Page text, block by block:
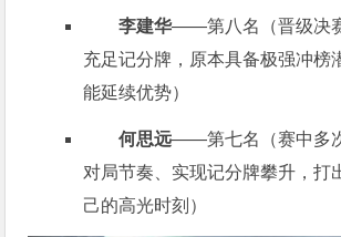
李建华——第八名（晋级决
充足记分牌，原本具备极强冲榜
能延续优势）
何思远——第七名（赛中多
对局节奏、实现记分牌攀升，打
己的高光时刻）